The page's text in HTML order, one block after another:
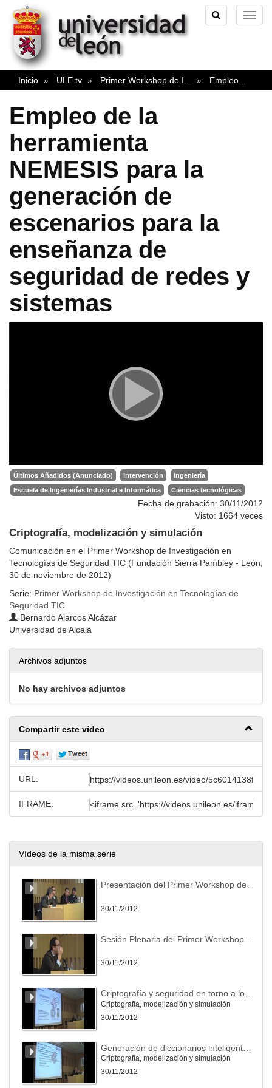
TOGGLE
SEARCH
Inicio ULE.tv Primer Workshop de I Empleo
Empleo de la
herramienta
NEMESIS para la
generación de
escenarios para la
enseñanza de
seguridad de redes y
sistemas
Últimos Añadidos (Anunciado) Intervención
Ingeniería
Escuela de Ingenierías Industrial e Informática
Ciencias tecnológicas
Fecha de grabación: 30/11/2012
Visto: 1664 veces
Criptografía, modelización y simulación
Comunicación en el Primer Workshop de Investigación en
Tecnologías de Seguridad TIC (Fundación Sierra Pambley - León,
30 de noviembre de 2012)
Serie: Primer Workshop de Investigación en Tecnologías de
Seguridad TIC
Bernardo Alarcos Alcázar
Universidad de Alcalá
Archivos adjuntos
No hay archivos adjuntos
Compartir este vídeo
URL:
IFRAME:
Vídeos de la misma serie
30/11/2012
30/11/2012
Criptografía, modelización y simulación
30/11/2012
Criptografía, modelización y simulación
30/11/2012